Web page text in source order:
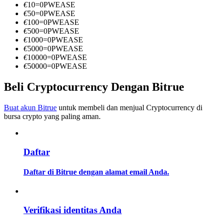
Nikmati pembagian keuntungan dan komisi copy trading
Informasi
Analisis data besar termasuk info perdagangan, dll.
€10=0PWEASE
€50=0PWEASE
€100=0PWEASE
€500=0PWEASE
€1000=0PWEASE
€5000=0PWEASE
€10000=0PWEASE
€50000=0PWEASE
Beli Cryptocurrency Dengan Bitrue
Buat akun Bitrue untuk membeli dan menjual Cryptocurrency di
bursa crypto yang paling aman.
Daftar
Daftar di Bitrue dengan alamat email Anda.
Verifikasi identitas Anda